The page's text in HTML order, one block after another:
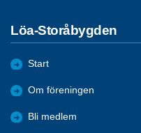
Löa-Storåbygden
Start
Om föreningen
Bli medlem